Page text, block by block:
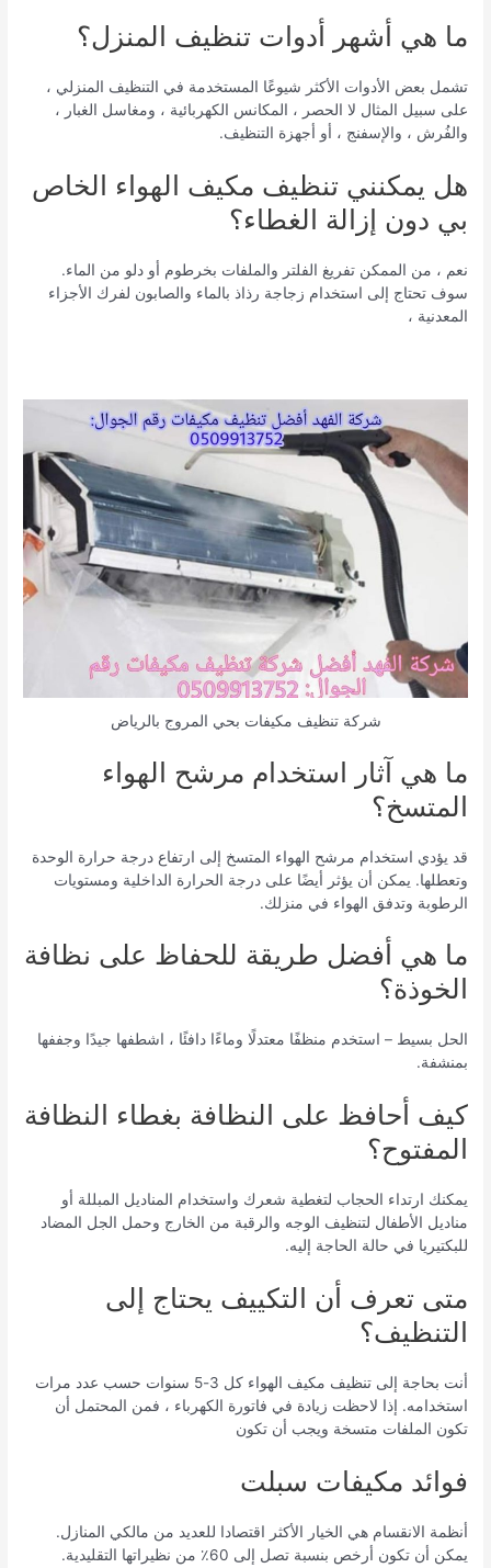
ما هي أشهر أدوات تنظيف المنزل؟
تشمل بعض الأدوات الأكثر شيوعًا المستخدمة في التنظيف المنزلي ،
على سبيل المثال لا الحصر ، المكانس الكهربائية ، ومغاسل الغبار ،
والفُرش ، والإسفنج ، أو أجهزة التنظيف.
هل يمكنني تنظيف مكيف الهواء الخاص
بي دون إزالة الغطاء؟
نعم ، من الممكن تفريغ الفلتر والملفات بخرطوم أو دلو من الماء.
سوف تحتاج إلى استخدام زجاجة رذاذ بالماء والصابون لفرك الأجزاء
المعدنية ،
شركة تنظيف مكيفات بحي المروج بالرياض
ما هي آثار استخدام مرشح الهواء
المتسخ؟
قد يؤدي استخدام مرشح الهواء المتسخ إلى ارتفاع درجة حرارة الوحدة
وتعطلها. يمكن أن يؤثر أيضًا على درجة الحرارة الداخلية ومستويات
الرطوبة وتدفق الهواء في منزلك.
ما هي أفضل طريقة للحفاظ على نظافة
الخوذة؟
الحل بسيط – استخدم منظفًا معتدلًا وماءًا دافئًا ، اشطفها جيدًا وجففها
بمنشفة.
كيف أحافظ على النظافة بغطاء النظافة
المفتوح؟
يمكنك ارتداء الحجاب لتغطية شعرك واستخدام المناديل المبللة أو
مناديل الأطفال لتنظيف الوجه والرقبة من الخارج وحمل الجل المضاد
للبكتيريا في حالة الحاجة إليه.
متى تعرف أن التكييف يحتاج إلى
التنظيف؟
أنت بحاجة إلى تنظيف مكيف الهواء كل 3-5 سنوات حسب عدد مرات
استخدامه. إذا لاحظت زيادة في فاتورة الكهرباء ، فمن المحتمل أن
تكون الملفات متسخة ويجب أن تكون
فوائد مكيفات سبلت
أنظمة الانقسام هي الخيار الأكثر اقتصادا للعديد من مالكي المنازل.
يمكن أن تكون أرخص بنسبة تصل إلى 60٪ من نظيراتها التقليدية.